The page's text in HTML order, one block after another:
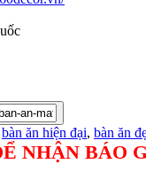
bàn ăn hiện đại, bàn ăn
NHẬN BÁO